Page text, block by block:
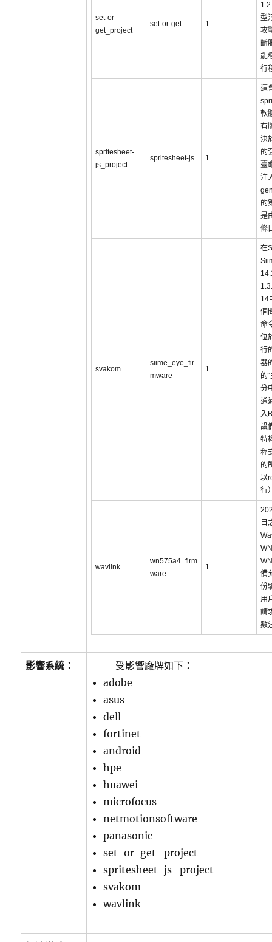
set-or-
get_project
set-or-get 1
型
攻
斷
能
行
spritesheet-
js_project
spritesheet-js 1
這
軟
有
決
的
臺
注
的
是
條
svakom
siime_eye_fir
mware
1
在
14
個
命
位
行
器
的
分
通
入
設
特
程
的
以
行
wavlink
wn575a4_firm
ware
1
日
備
份
用
請
數
影響系統：
受影響廠牌如下：
adobe
asus
dell
fortinet
android
hpe
huawei
microfocus
netmotionsoftware
panasonic
set-or-get_project
spritesheet-js_project
svakom
wavlink